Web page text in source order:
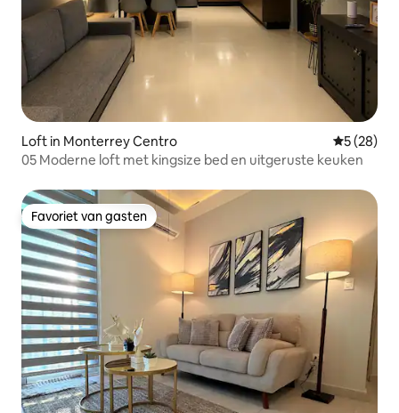
Loft in Monterrey Centro
5 (28)
05 Moderne loft met kingsize bed en uitgeruste keuken
Favoriet van gasten
Favoriet van gasten